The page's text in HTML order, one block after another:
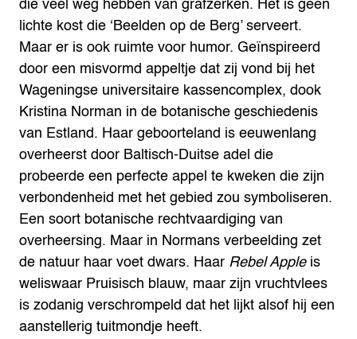
lichte kost die ‘Beelden op de Berg’ serveert.
Maar er is ook ruimte voor humor. Geïnspireerd
door een misvormd appeltje dat zij vond bij het
Wageningse universitaire kassencomplex, dook
Kristina Norman in de botanische geschiedenis
van Estland. Haar geboorteland is eeuwenlang
overheerst door Baltisch-Duitse adel die
probeerde een perfecte appel te kweken die zijn
verbondenheid met het gebied zou symboliseren.
Een soort botanische rechtvaardiging van
overheersing. Maar in Normans verbeelding zet
de natuur haar voet dwars. Haar Rebel Appleis
weliswaar Pruisisch blauw, maar zijn vruchtvlees
is zodanig verschrompeld dat het lijkt alsof hij een
aanstellerig tuitmondje heeft.